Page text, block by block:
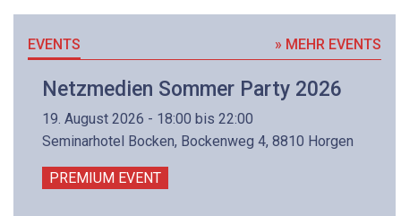
EVENTS » MEHR EVENTS
Netzmedien Sommer Party 2026
19. August 2026 - 18:00 bis 22:00
Seminarhotel Bocken, Bockenweg 4, 8810 Horgen
PREMIUM EVENT